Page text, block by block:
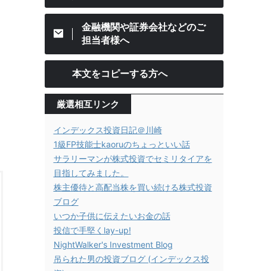
金融機関や証券会社などのご
担当者様へ
本文をコピーする方へ
厳選相互リンク
インデックス投資日記＠川崎
1級FP技能士kaoruのちょっといい話
サラリーマンが株式投資でセミリタイアを
目指してみました。
株主優待と高配当株を買い続ける株式投資
ブログ
いつか子供に伝えたいお金の話
投信で手堅くlay-up!
NightWalker's Investment Blog
吊られた男の投資ブログ (インデックス投